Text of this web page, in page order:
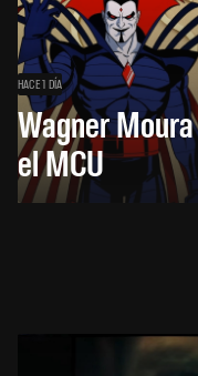
HACE 1 DÍA
Wagner
el MCU